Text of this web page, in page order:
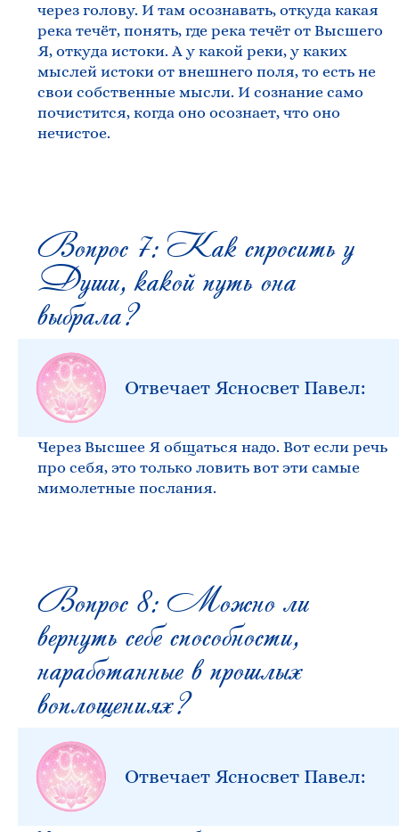
через голову. И там осознавать, откуда какая
река течёт, понять, где река течёт от Высшего
Я, откуда истоки. А у какой реки, у каких
мыслей истоки от внешнего поля, то есть не
свои собственные мысли. И сознание само
почистится, когда оно осознает, что оно
нечистое.
Вопрос 7: Как спросить у
Души, какой путь она
выбрала?
Отвечает Ясносвет Павел:
Через Высшее Я общаться надо. Вот если речь
про себя, это только ловить вот эти самые
мимолетные послания.
Вопрос 8: Можно ли
вернуть себе способности,
наработанные в прошлых
воплощениях?
Отвечает Ясносвет Павел: